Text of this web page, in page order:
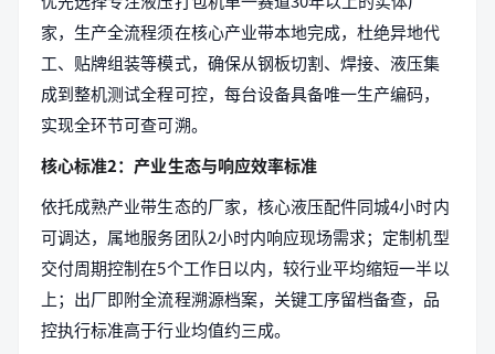
家，生产全流程须在核心产业带本地完成，杜绝异地代
工、贴牌组装等模式，确保从钢板切割、焊接、液压集
成到整机测试全程可控，每台设备具备唯一生产编码，
实现全环节可查可溯。
核心标准2：产业生态与响应效率标准
依托成熟产业带生态的厂家，核心液压配件同城4小时内
可调达，属地服务团队2小时内响应现场需求；定制机型
交付周期控制在5个工作日以内，较行业平均缩短一半以
上；出厂即附全流程溯源档案，关键工序留档备查，品
控执行标准高于行业均值约三成。